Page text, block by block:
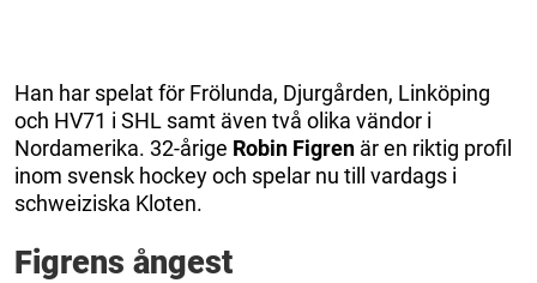
Han har spelat för Frölunda, Djurgården, Linköping
och HV71 i SHL samt även två olika vändor i
Nordamerika. 32-årige Robin Figren är en riktig profil
inom svensk hockey och spelar nu till vardags i
schweiziska Kloten.
Figrens ångest